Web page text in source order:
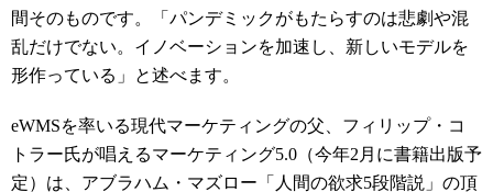
間そのものです。「パンデミックがもたらすのは悲劇や混
乱だけでない。イノベーションを加速し、新しいモデルを
形作っている」と述べます。
eWMSを率いる現代マーケティングの父、フィリップ・コ
トラー氏が唱えるマーケティング5.0（今年2月に書籍出版予
定）は、アブラハム・マズロー「人間の欲求5段階説」の頂